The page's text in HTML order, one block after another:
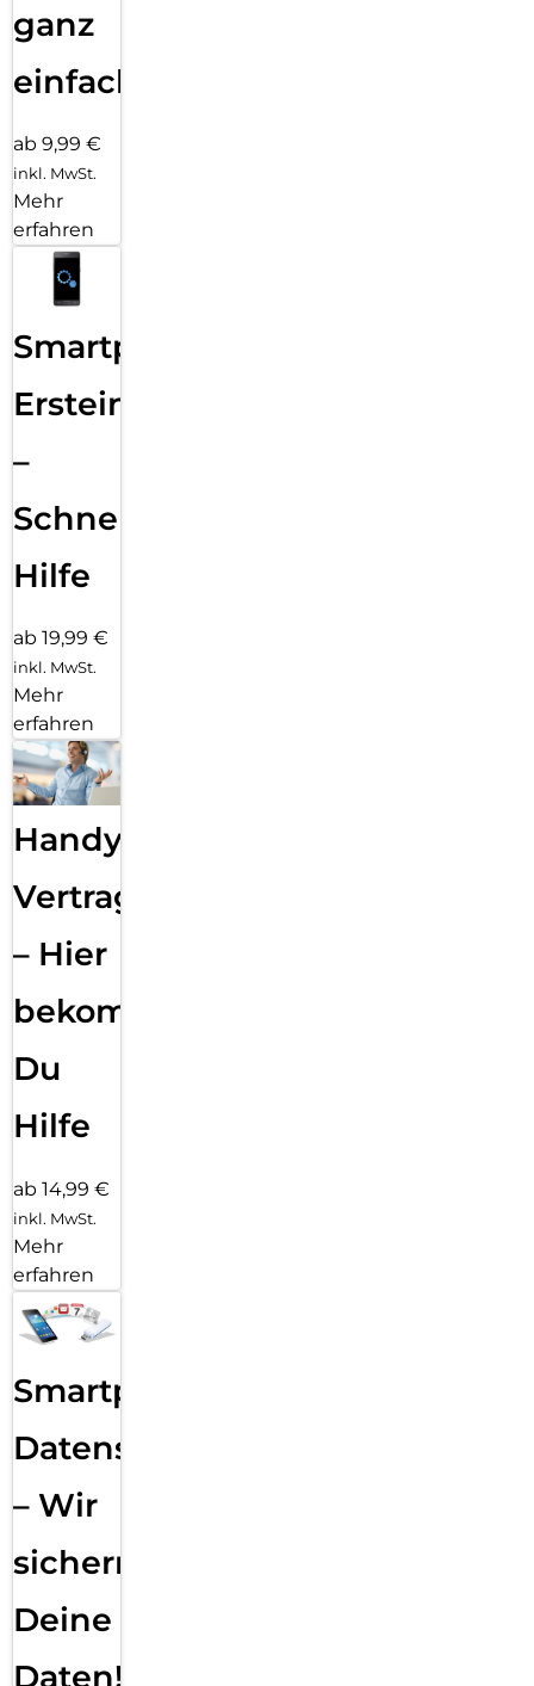
ganz
einfach
ab 9,99 €
inkl. MwSt.
Mehr
erfahren
Smartphone
Ersteinrichtung
–
Schnelle
Hilfe
ab 19,99 €
inkl. MwSt.
Mehr
erfahren
Handy
Vertragsabwicklung
– Hier
bekommst
Du
Hilfe
ab 14,99 €
inkl. MwSt.
Mehr
erfahren
Smartphone
Datensicherung
– Wir
sichern
Deine
Daten!